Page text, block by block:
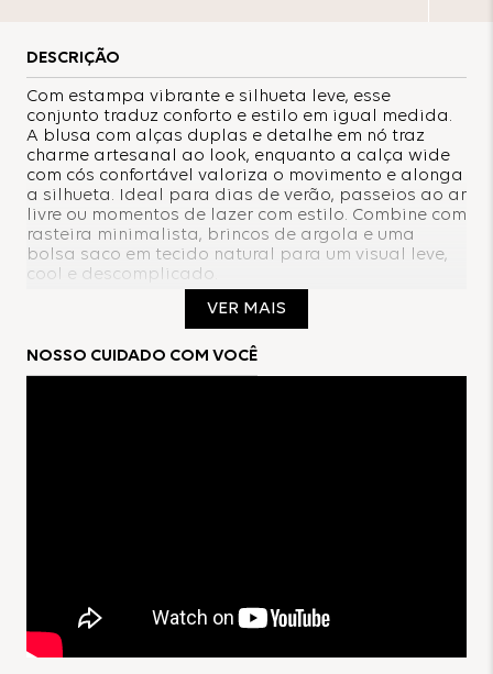
DESCRIÇÃO
Com estampa vibrante e silhueta leve, esse
conjunto traduz conforto e estilo em igual medida.
A blusa com alças duplas e detalhe em nó traz
charme artesanal ao look, enquanto a calça wide
com cós confortável valoriza o movimento e alonga
a silhueta. Ideal para dias de verão, passeios ao ar
livre ou momentos de lazer com estilo. Combine com
rasteira minimalista, brincos de argola e uma
bolsa saco em tecido natural para um visual leve,
cool e descomplicado.
100% Poliéster
VER MAIS
NOSSO CUIDADO COM VOCÊ